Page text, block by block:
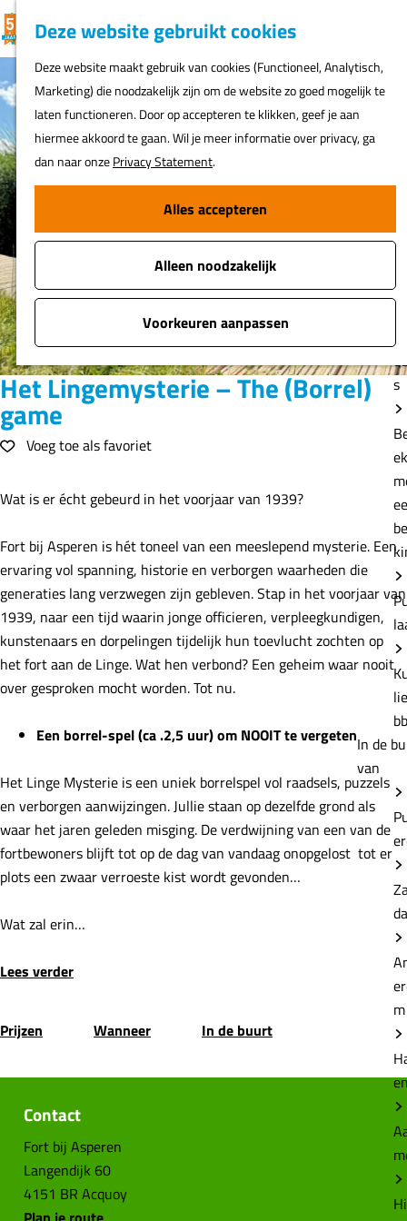
Deze website gebruikt cookies
Deze website maakt gebruik van cookies (Functioneel, Analytisch,
Marketing) die noodzakelijk zijn om de website zo goed mogelijk te
laten functioneren. Door op accepteren te klikken, geef je aan
hiermee akkoord te gaan. Wil je meer informatie over privacy, ga
dan naar onzePrivacy Statement.
Alles accepteren
Alleen noodzakelijk
Voorkeuren aanpassen
G
a
n
a
a
r
d
e
h
o
m
e
p
a
g
e
F
v
o
r
i
e
t
e
n
K
a
a
r
t
Z
e
k
e
n
MENU
s
In de
van
m
Het Lingemysterie – The (Borrel)
game
Voeg toe als favorietVoeg toe als favoriet
Wat is er écht gebeurd in het voorjaar van 1939?
Fort bij Asperen is hét toneel van een meeslepend mysterie. Een
ervaring vol spanning, historie en verborgen waarheden die
generaties lang verzwegen zijn gebleven. Stap in het voorjaar van
1939, naar een tijd waarin jonge officieren, verpleegkundigen,
kunstenaars en dorpelingen tijdelijk hun toevlucht zochten op
het fort aan de Linge. Wat hen verbond? Een geheim waar nooit
over gesproken mocht worden. Tot nu.
Een borrel-spel (ca .2,5 uur) om NOOIT te vergeten
Het Linge Mysterie is een uniek borrelspel vol raadsels, puzzels
en verborgen aanwijzingen. Jullie staan op dezelfde grond als
waar het jaren geleden misging. De verdwijning van een van de
fortbewoners blijft tot op de dag van vandaag onopgelost tot er
plots een zwaar verroeste kist wordt gevonden…
Wat zal erin…
Lees verder
Prijzen Wanneer In de buurt
Contact
Fort bij Asperen
Langendijk 60
4151 BR Acquoy
n